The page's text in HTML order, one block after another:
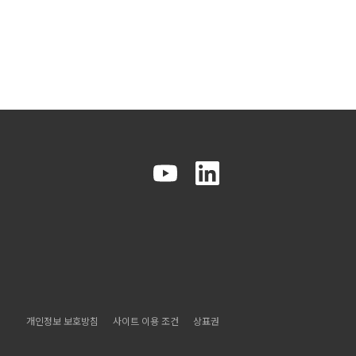
개인정보 보호방침 사이트 이용 조건 상표권